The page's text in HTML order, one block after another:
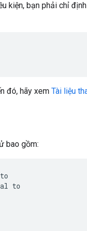
kiện, bạn phải chỉ định
đó, hãy xem Tài liệu
bao gồm:
to